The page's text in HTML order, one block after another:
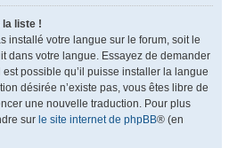
la liste !
installé votre langue sur le forum, soit le
dans votre langue. Essayez de demander
possible qu’il puisse installer la langue
désirée n’existe pas, vous êtes libre de
une nouvelle traduction. Pour plus
sur le site internet de phpBB® (en